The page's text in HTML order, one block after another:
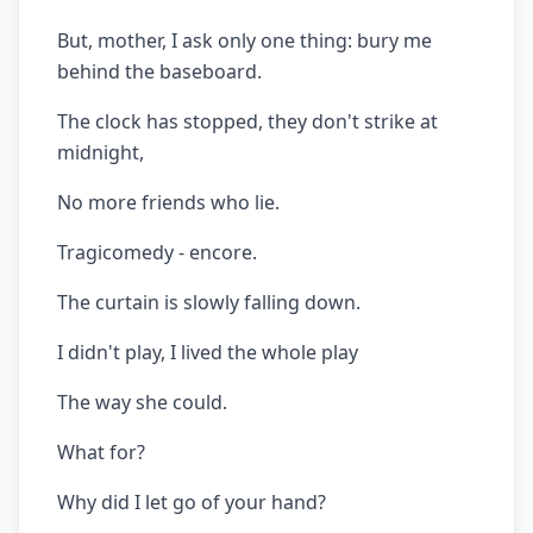
But, mother, I ask only one thing: bury me
behind the baseboard.
The clock has stopped, they don't strike at
midnight,
No more friends who lie.
Tragicomedy - encore.
The curtain is slowly falling down.
I didn't play, I lived the whole play
The way she could.
What for?
Why did I let go of your hand?